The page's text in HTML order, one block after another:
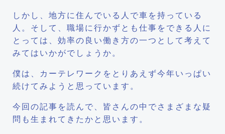
しかし、地方に住んでいる人で車を持っている
人。そして、職場に行かずとも仕事をできる人に
とっては、効率の良い働き方の一つとして考えて
みてはいかがでしょうか。
僕は、カーテレワークをとりあえず今年いっぱい
続けてみようと思っています。
今回の記事を読んで、皆さんの中でさまざまな疑
問も生まれてきたかと思います。